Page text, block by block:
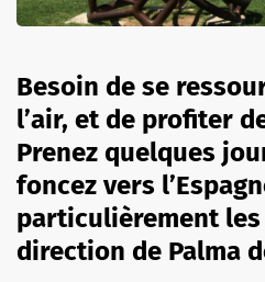
Besoin de se
l’air, et de profiter
Prenez quelques
foncez vers
particulièrement les
direction de Palma